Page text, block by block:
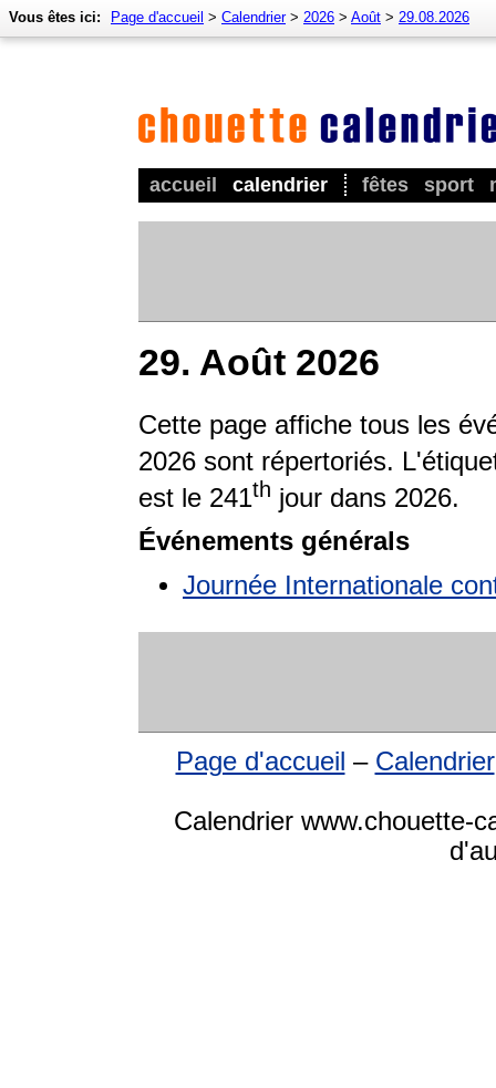
accueil calendrier fêtes sport
Vous êtes ici: Page d'accueil > Calendrier> 2026 > Août > 29.08.2026
29. Août 2026
Cette page affiche tous les
2026 sont répertoriés.
est le 241th jour dans 2026.
Événements générals
Journée Internationale
Page d'accueil – Calendrier
Calendrier www.chouette-